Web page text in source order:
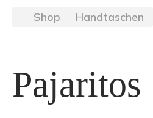
Shop Handtaschen
Pajaritos